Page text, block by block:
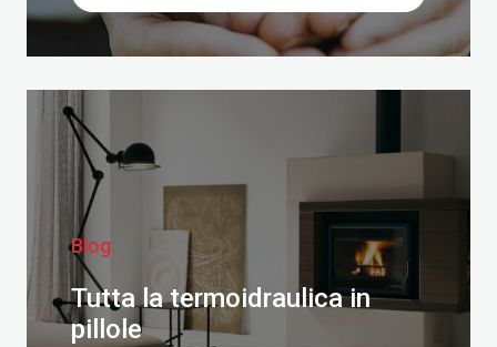
Blog
Tutta la termoidraulica in
pillole